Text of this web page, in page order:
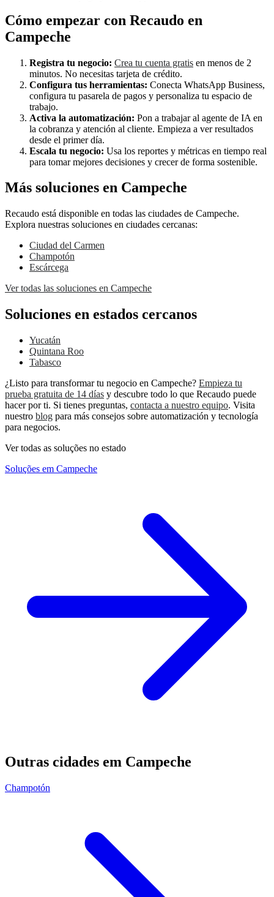
Cómo empezar con Recaudo en
Campeche
Registra tu negocio: Crea tu cuenta gratis en menos de 2
minutos. No necesitas tarjeta de crédito.
Configura tus herramientas: Conecta WhatsApp Business,
configura tu pasarela de pagos y personaliza tu espacio de
trabajo.
Activa la automatización: Pon a trabajar al agente de IA en
la cobranza y atención al cliente. Empieza a ver resultados
desde el primer día.
Escala tu negocio: Usa los reportes y métricas en tiempo real
para tomar mejores decisiones y crecer de forma sostenible.
Más soluciones en Campeche
Recaudo está disponible en todas las ciudades de Campeche.
Explora nuestras soluciones en ciudades cercanas:
Ciudad del Carmen
Champotón
Escárcega
Ver todas las soluciones en Campeche
Soluciones en estados cercanos
Yucatán
Quintana Roo
Tabasco
¿Listo para transformar tu negocio en Campeche? Empieza tu
prueba gratuita de 14 días y descubre todo lo que Recaudo puede
hacer por ti. Si tienes preguntas, contacta a nuestro equipo. Visita
nuestro blog para más consejos sobre automatización y tecnología
para negocios.
Ver todas as soluções no estado
Soluções em Campeche
Outras cidades em Campeche
Champotón